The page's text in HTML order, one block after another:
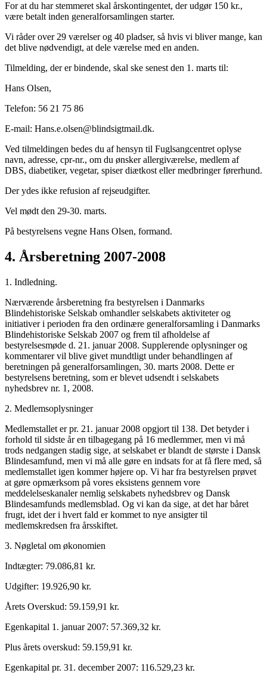
For at du har stemmeret skal årskontingentet, der udgør 150 kr.,
være betalt inden generalforsamlingen starter.
Vi råder over 29 værelser og 40 pladser, så hvis vi bliver mange, kan
det blive nødvendigt, at dele værelse med en anden.
Tilmelding, der er bindende, skal ske senest den 1. marts til:
Hans Olsen,
Telefon: 56 21 75 86
E-mail: Hans.e.olsen@blindsigtmail.dk.
Ved tilmeldingen bedes du af hensyn til Fuglsangcentret oplyse
navn, adresse, cpr-nr., om du ønsker allergiværelse, medlem af
DBS, diabetiker, vegetar, spiser diætkost eller medbringer førerhund.
Der ydes ikke refusion af rejseudgifter.
Vel mødt den 29-30. marts.
På bestyrelsens vegne Hans Olsen, formand.
4. Årsberetning 2007-2008
1. Indledning.
Nærværende årsberetning fra bestyrelsen i Danmarks
Blindehistoriske Selskab omhandler selskabets aktiviteter og
initiativer i perioden fra den ordinære generalforsamling i Danmarks
Blindehistoriske Selskab 2007 og frem til afholdelse af
bestyrelsesmøde d. 21. januar 2008. Supplerende oplysninger og
kommentarer vil blive givet mundtligt under behandlingen af
beretningen på generalforsamlingen, 30. marts 2008. Dette er
bestyrelsens beretning, som er blevet udsendt i selskabets
nyhedsbrev nr. 1, 2008.
2. Medlemsoplysninger
Medlemstallet er pr. 21. januar 2008 opgjort til 138. Det betyder i
forhold til sidste år en tilbagegang på 16 medlemmer, men vi må
trods nedgangen stadig sige, at selskabet er blandt de største i Dansk
Blindesamfund, men vi må alle gøre en indsats for at få flere med, så
medlemstallet igen kommer højere op. Vi har fra bestyrelsen prøvet
at gøre opmærksom på vores eksistens gennem vore
meddelelseskanaler nemlig selskabets nyhedsbrev og Dansk
Blindesamfunds medlemsblad. Og vi kan da sige, at det har båret
frugt, idet der i hvert fald er kommet to nye ansigter til
medlemskredsen fra årsskiftet.
3. Nøgletal om økonomien
Indtægter: 79.086,81 kr.
Udgifter: 19.926,90 kr.
Årets Overskud: 59.159,91 kr.
Egenkapital 1. januar 2007: 57.369,32 kr.
Plus årets overskud: 59.159,91 kr.
Egenkapital pr. 31. december 2007: 116.529,23 kr.